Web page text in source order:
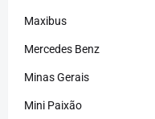
Maxibus
Mercedes Benz
Minas Gerais
Mini Paixão